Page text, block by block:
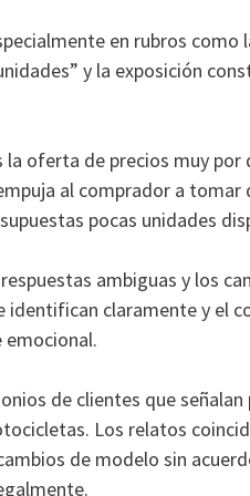
en rubros como
y la exposición
oferta de precios muy por
al comprador a tomar
pocas unidades
ambiguas y los
claramente y el
emocional.
de clientes que
Los relatos
de modelo sin